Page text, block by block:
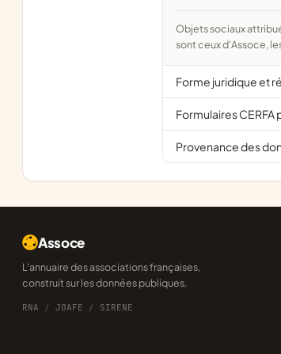
Objets sociaux attribués par l'administration d'après l'objet déclaré ; activité NAF attribuée par l'INSEE. Les noms courts
sont ceux d'Assoce,
Forme juridique et
Formulaires
Provenance des
Assoce
L'annuaire des associations françaises,
construit sur les données publiques.
RNA / JOAFE / SIRENE